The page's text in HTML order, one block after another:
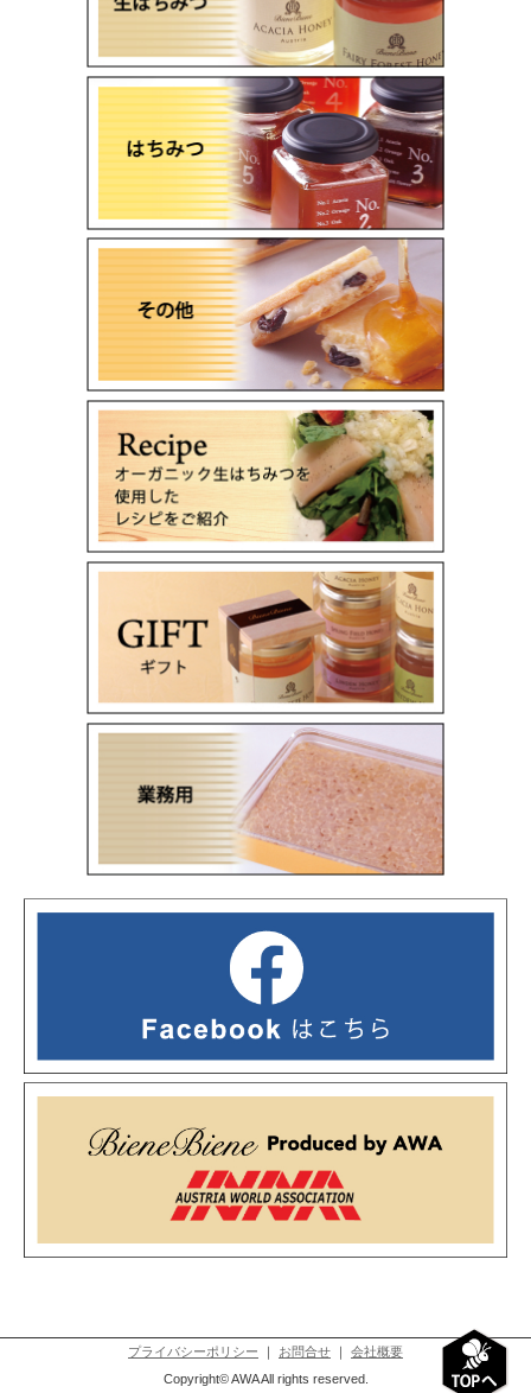
況となりました。
つきましては、4月6日受注分より新価格を適用させていた
だきます。
何卒ご理解のほど、よろしくお願いいたします。
スタンダードハチミツ アカシア 140g 現在 1,200円
（税抜）→ 【新価格】1,400円（税抜）
スタンダードハチミツ アカシア業務用 ※業務用価格
については別途お問い合わせください。
スタンダードハチミツ 百花蜜 140g 現在 1,050円（税
抜）→ 【新価格】1,150円（税抜）
スタンダードハチミツ 百花蜜 業務用 ※業務用価格
については別途お問い合わせください。
今年もあと僅かとなりました。
さて、冬季休暇のスケジュールです。
休業に伴い、商品の受注及び出荷につきましてご迷惑お掛
け致しますが、
何卒ご理解の程、宜しくお願い申し上げます。
＊＊＊＊＊＊＊＊＊＊＊＊＊＊＊＊＊＊＊＊＊＊＊＊＊＊
＊＊＊＊＊＊＊＊＊＊＊＊＊
年内最終出荷日： 12月26日（金）
年内最終営業日： 12月29日（月）
休業期間：2025年12月30日（月）～ 2026年 1月4日
（月）
＊＊＊＊＊＊＊＊＊＊＊＊＊＊＊＊＊＊＊＊＊＊＊＊＊＊
※ご注文最終受付：2025年12月24日(水)午前11時で一
旦、締め切らせていただきます。
※年末年始の休暇前のご注文は混み合います。また配送も
遅れがちになりますので、
お早めにご注文を頂けますようお願い申し上げます。
します。
今年の採蜜が不作のため、来年の入荷もございません。
人気のハチミツの欠品で、ご迷惑をお掛けしてしまい申し
訳ございません。
オーストリア産の栗ハチミツも現在、欠品しております。
ご容赦いただけますよう、よろしくお願いいたします。
今年ももう桜の季節を過ぎ、ゴールデンウィークの話題も
プライバシーポリシー ｜ お問合せ ｜ 会社概要
Copyright© AWA All rights reserved.